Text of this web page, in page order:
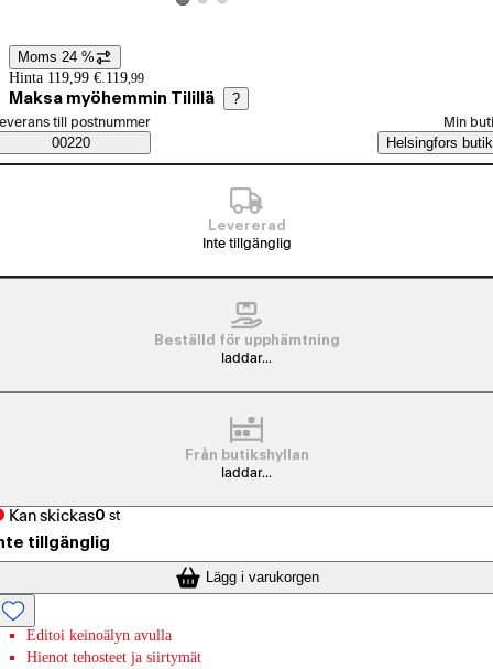
Visa produktbild 1
Visa produktbild 2
Visa produktbild 3
Prisinformation
Moms 24 %
Hinta 119,99 €. 119,99
Maksa myöhemmin Tilillä ?
Saatavuustiedot
beställningssätt
till postnummer
00220
Min
Helsingfors butik
Levererad
Inte tillgänglig
Beställd för upphämtning
laddar...
Från butikshyllan
laddar...
Kan skickas0 st
tillgänglig
Lägg i varukorgen
Editoi keinoälyn avulla
Hienot tehosteet ja siirtymät